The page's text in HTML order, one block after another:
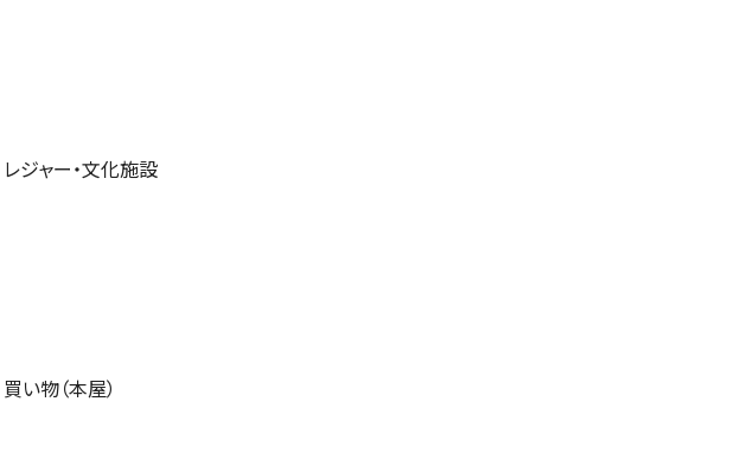
レジャー・文化施設
買い物（本屋）